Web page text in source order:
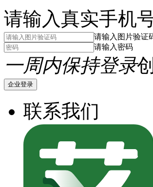
请输入真实手机
请输入图片验证
请输入密码
一周内保持登录
企业登录
联系我们